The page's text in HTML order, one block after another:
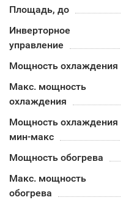
Площадь, до
Инверторное
управление
Мощность охлаждения
Макс. мощность
охлаждения
Мощность охлаждения
мин-макс
Мощность обогрева
Макс. мощность
обогрева